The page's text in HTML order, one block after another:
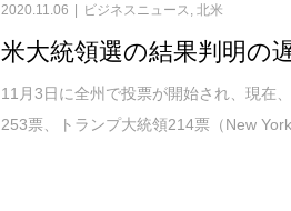
2020.11.06 ビジネスニュース,北米
米大統領選の結果判明の
11月3日に全州で投票が開始され、現在
253票、トランプ大統領214票（New